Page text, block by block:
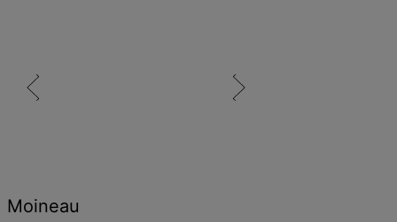
Moineau